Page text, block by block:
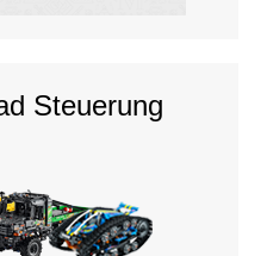
Steuerung